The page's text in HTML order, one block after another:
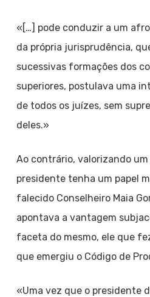
«[…] pode conduzir a um
da própria jurisprudência,
sucessivas formações dos
superiores, postulava uma
de todos os juízes, sem
deles.»
Ao contrário, valorizando
presidente tenha um papel
falecido Conselheiro Maia
apontava a vantagem
faceta do mesmo, ele que
que emergiu o Código de
«Uma vez que o presidente